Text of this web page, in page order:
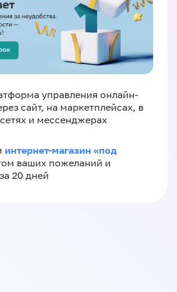
управления онлайн-
сайт, на маркетплейсах, в
и мессенджерах
интернет-магазин «‎под
ваших пожеланий и
20 дней